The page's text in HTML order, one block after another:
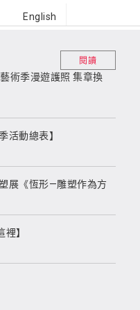
English
閱讀
術季漫遊護照 集章換
活動總表】
展《恆形—雕塑作為方
裡】